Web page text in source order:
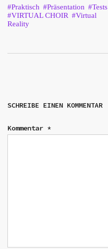
Praktisch Präsentation
Tests
VIRTUAL CHOIR
Virtual
Reality
SCHREIBE EINEN KOMMENTAR
Kommentar *